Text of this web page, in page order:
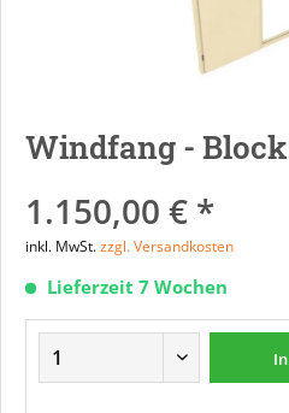
Windfang -
1.150,00 € *
inkl. MwSt.zzgl. Versandkosten
Lieferzeit 7 Wochen